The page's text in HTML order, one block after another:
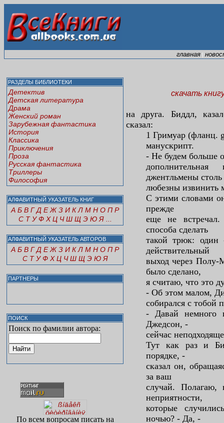
главная |
РАЗДЕЛЫ БИБЛИОТЕКИ
Детектив
Детская литература
Драма
Женский роман
Зарубежная фантастика
История
Классика
Приключения
Проза
Русская фантастика
Триллеры
Философия
АЛФАВИТНЫЙ УКАЗАТЕЛЬ КНИГ
А Б В Г Д Е Ж З И К Л М Н О П Р
С Т У Ф Х Ц Ч Ш Щ Э Ю Я
АЛФАВИТНЫЙ УКАЗАТЕЛЬ АВТОРОВ
А Б В Г Д Е Ж З И К Л М Н О П Р
С Т У Ф Х Ц Ч Ш Щ Э Ю Я
ПАРТНЕРЫ
ПОИСК
Поиск по фамилии автора:
По всем вопросам писать на
скачать
на друга. Биддл,
сказал:
1 Гримуар (фланц.
манускрипт.
- Не будем больше
джентльмены столь
любезны извинить
С этими словами
прежде
еще не
способа сделать
такой трюк: один
действительный
выход через
было сделано,
я считаю, что это
- Об этом малом,
собирался с тобой
- Давай немного
Джедсон, -
сейчас
Тут как раз и
порядке, -
сказал он,
за ваш
случай.
неприятности,
которые
ночью? - Да, -